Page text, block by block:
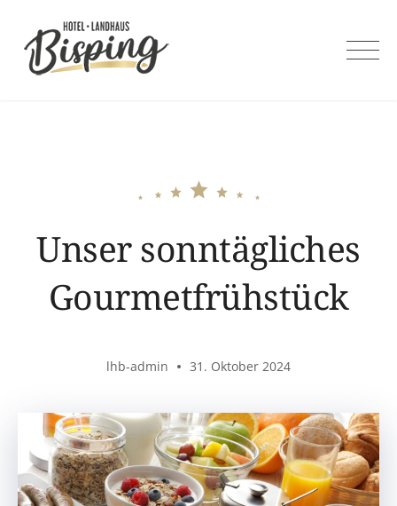
content
Unser sonntägliches
Gourmetfrühstück
lhb-admin 31. Oktober 2024